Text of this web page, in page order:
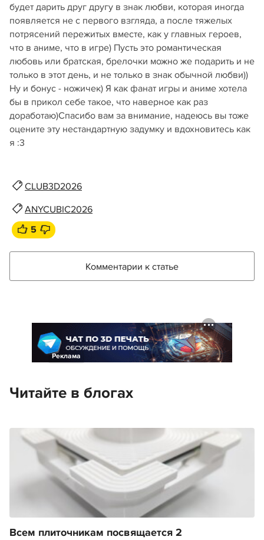
будет дарить друг другу в знак любви, которая иногда
появляется не с первого взгляда, а после тяжелых
потрясений пережитых вместе, как у главных героев,
что в аниме, что в игре) Пусть это романтическая
любовь или братская, брелочки можно же подарить и не
только в этот день, и не только в знак обычной любви))
Ну и бонус - ножичек) Я как фанат игры и аниме хотела
бы в прикол себе такое, что наверное как раз
доработаю)Спасибо вам за внимание, надеюсь вы тоже
оцените эту нестандартную задумку и вдохновитесь как
я :3
CLUB3D2026
ANYCUBIC2026
5
Комментарии к статье
Реклама
Читайте в блогах
Всем плиточникам посвящается 2